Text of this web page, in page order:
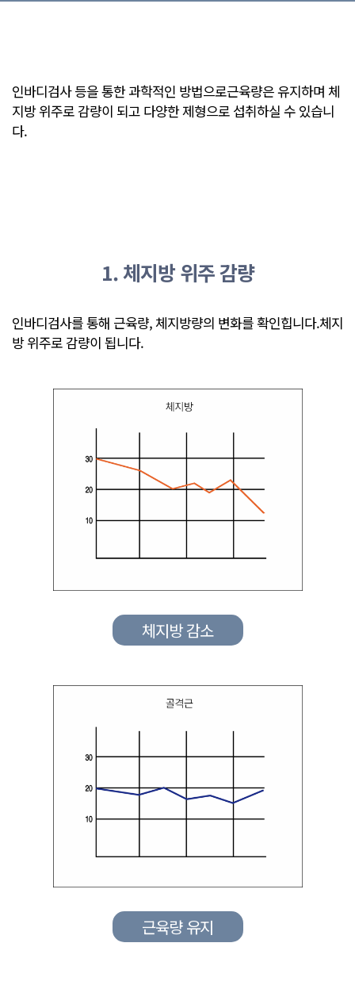
인바디검사 등을 통한 과학적인 방법으로근육량은 유지하며 체
지방 위주로 감량이 되고 다양한 제형으로 섭취하실 수 있습니
다.
1. 체지방 위주 감량
인바디검사를 통해 근육량, 체지방량의 변화를 확인힙니다.체지
방 위주로 감량이 됩니다.
체지방 감소
근육량 유지